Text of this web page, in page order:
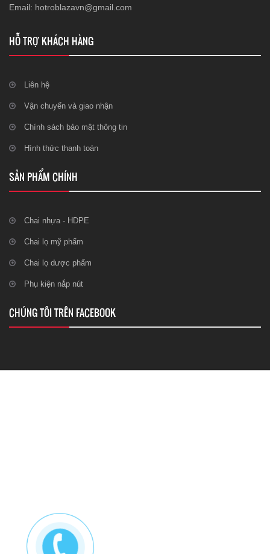
Email: hotroblazavn@gmail.com
HỖ TRỢ KHÁCH HÀNG
Liên hệ
Vận chuyển và giao nhận
Chính sách bảo mật thông tin
Hình thức thanh toán
SẢN PHẨM CHÍNH
Chai nhựa - HDPE
Chai lọ mỹ phẩm
Chai lọ dược phẩm
Phụ kiện nắp nút
CHÚNG TÔI TRÊN FACEBOOK